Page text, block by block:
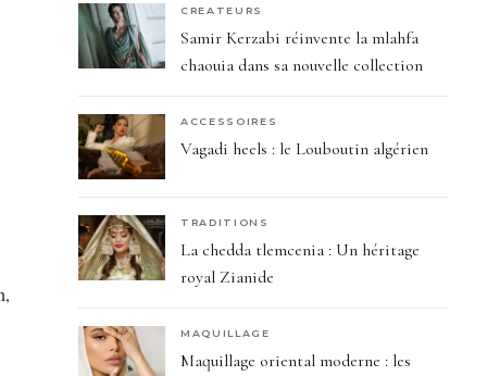
CREATEURS
Samir Kerzabi réinvente la mlahfa
chaouia dans sa nouvelle collection
ACCESSOIRES
Vagadi heels : le Louboutin algérien
TRADITIONS
La chedda tlemcenia : Un héritage
royal Zianide
MAQUILLAGE
Maquillage oriental moderne : les